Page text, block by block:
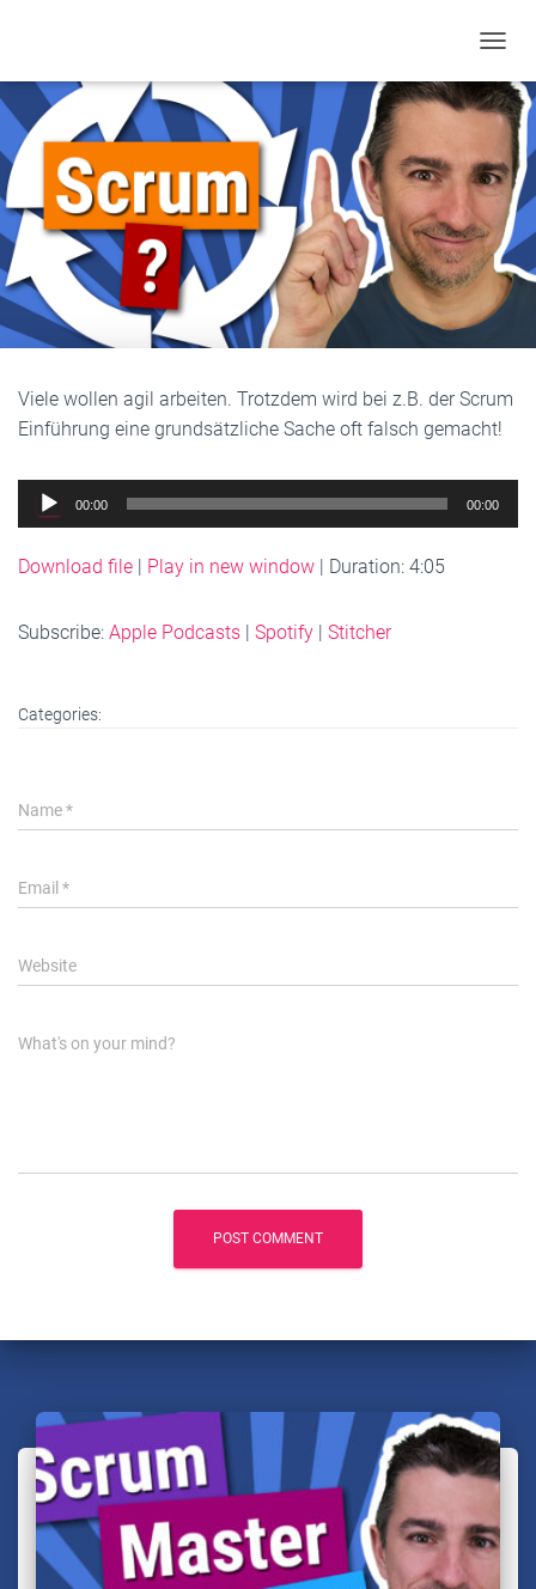
Viele wollen agil arbeiten. Trotzdem wird bei z.B. der Scrum
Einführung eine grundsätzliche Sache oft falsch gemacht!
Audio
Player
00:00 00:00
Download file | Play in new window | Duration: 4:05
Subscribe: Apple Podcasts | Spotify | Stitcher
Categories:
Name*
Email *
Website
What's on your mind?